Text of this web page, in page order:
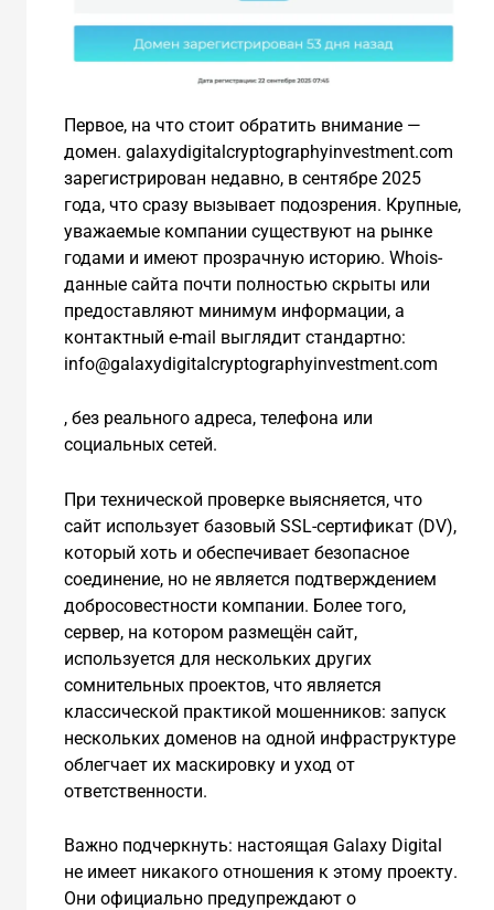
Первое, на что стоит обратить внимание —
домен. galaxydigitalcryptographyinvestment.com
зарегистрирован недавно, в сентябре 2025
года, что сразу вызывает подозрения. Крупные,
уважаемые компании существуют на рынке
годами и имеют прозрачную историю. Whois-
данные сайта почти полностью скрыты или
предоставляют минимум информации, а
контактный e-mail выглядит стандартно:
info@galaxydigitalcryptographyinvestment.com
, без реального адреса, телефона или
социальных сетей.
При технической проверке выясняется, что
сайт использует базовый SSL-сертификат (DV),
который хоть и обеспечивает безопасное
соединение, но не является подтверждением
добросовестности компании. Более того,
сервер, на котором размещён сайт,
используется для нескольких других
сомнительных проектов, что является
классической практикой мошенников: запуск
нескольких доменов на одной инфраструктуре
облегчает их маскировку и уход от
ответственности.
Важно подчеркнуть: настоящая Galaxy Digital
не имеет никакого отношения к этому проекту.
Они официально предупреждают о